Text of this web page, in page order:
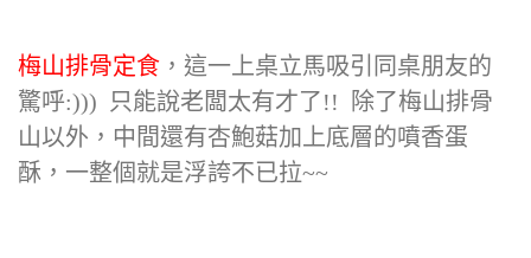
梅山排骨定食 ，這一上桌立馬吸引同桌朋友的
驚呼:))) 只能說老闆太有才了!! 除了梅山排骨
山以外，中間還有杏鮑菇加上底層的噴香蛋
酥，一整個就是浮誇不已拉~~